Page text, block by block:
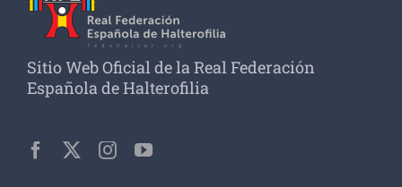
Sitio Web Oficial de la Real Federación
Española de Halterofilia